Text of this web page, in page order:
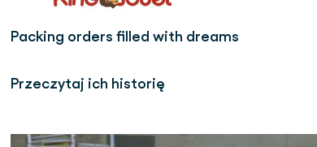
Packing orders filled with dreams
Przeczytaj ich historię